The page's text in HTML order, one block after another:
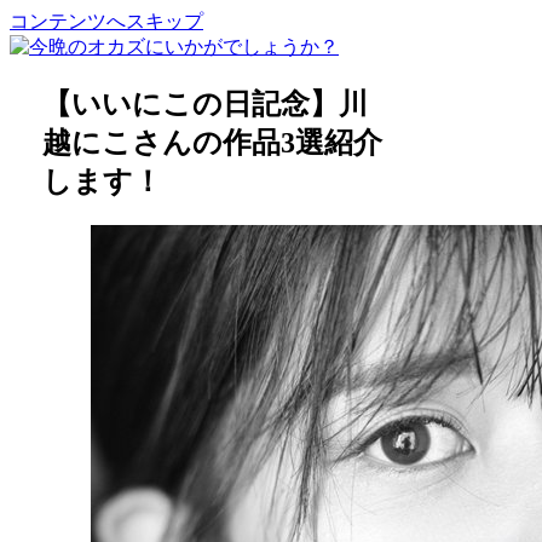
コンテンツへスキップ
【いいにこの日記念】川
越にこさんの作品3選紹介
します！